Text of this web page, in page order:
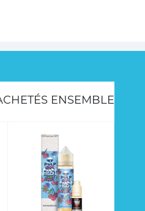
ENSEMBLE